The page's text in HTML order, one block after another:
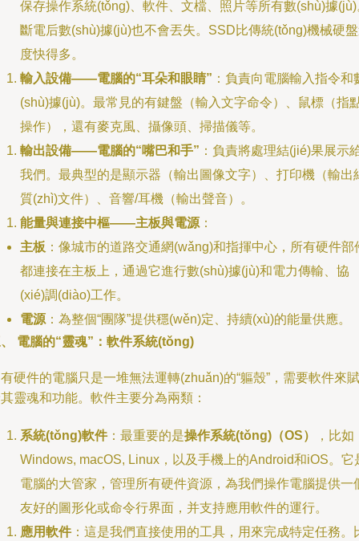
保存操作系統(tǒng)、軟件、文檔、照片等所有數(shù)據(jù)
斷電后數(shù)據(jù)也不會丟失。SSD比傳統(tǒng)機械硬
度快得多。
輸入設備——電腦的“耳朵和眼睛” ：負責向電腦輸入指令和
(shù)據(jù)。最常見的有鍵盤（輸入文字命令）、鼠標（指
操作），還有麥克風、攝像頭、掃描儀等。
輸出設備——電腦的“嘴巴和手” ：負責將處理結(jié)果展示
我們。最典型的是顯示器（輸出圖像文字）、打印機（輸出
質(zhì)文件）、音響/耳機（輸出聲音）。
能量與連接中樞——主板與電源 ：
主板 ：像城市的道路交通網(wǎng)和指揮中心，所有硬件部
都連接在主板上，通過它進行數(shù)據(jù)和電力傳輸、協
(xié)調(diào)工作。
電源 ：為整個“團隊”提供穩(wěn)定、持續(xù)的能量供應。
電腦的“靈魂”：軟件系統(tǒng)
硬件的電腦只是一堆無法運轉(zhuǎn)的“軀殼”，需要軟件來賦
靈魂和功能。軟件主要分為兩類：
系統(tǒng)軟件：最重要的是操作系統(tǒng)（OS）
，比如
Windows, macOS, Linux，以及手機上的Android和iOS。它
電腦的大管家，管理所有硬件資源，為我們操作電腦提供一
友好的圖形化或命令行界面，并支持應用軟件的運行。
應用軟件：這是我們直接使用的工具，用來完成特定任務。